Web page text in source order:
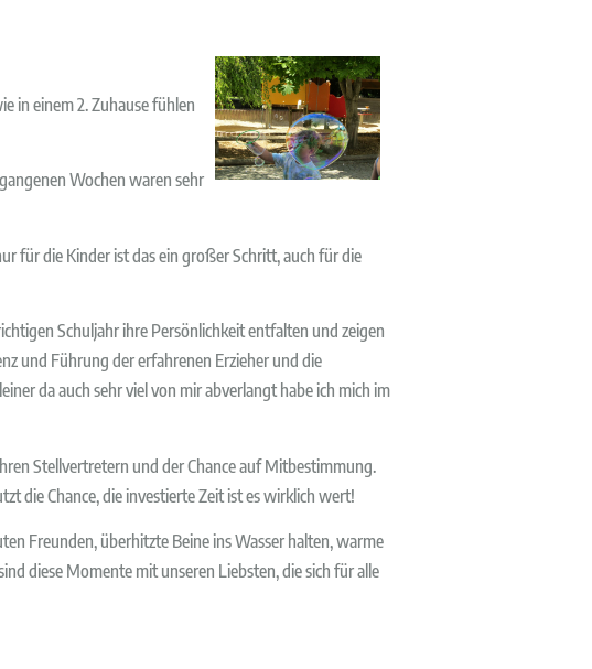
in einem 2. Zuhause fühlen
Wochen waren sehr
für die Kinder ist das ein großer Schritt, auch für die
Schuljahr ihre Persönlichkeit entfalten und zeigen
und Führung der erfahrenen Erzieher und die
da auch sehr viel von mir abverlangt habe ich mich im
Stellvertretern und der Chance auf Mitbestimmung.
die Chance, die investierte Zeit ist es wirklich wert!
Freunden, überhitzte Beine ins Wasser halten, warme
diese Momente mit unseren Liebsten, die sich für alle